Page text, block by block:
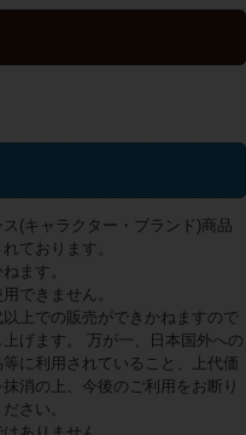
(キャラクター・ブランド)商品
ております。
ます。
できません。
上での販売ができかねますので
げます。 万が一、日本国外への
に利用されていること、上代価
消の上、今後のご利用をお断り
さい。